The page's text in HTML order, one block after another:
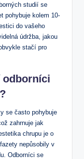
studií se
pohybuje kolem 10-
do vašeho
údržba, jakou
stačí pro
odborníci
se často pohybuje
zahrnuje jak
chrupu je o
nepůsobily v
Odborníci se